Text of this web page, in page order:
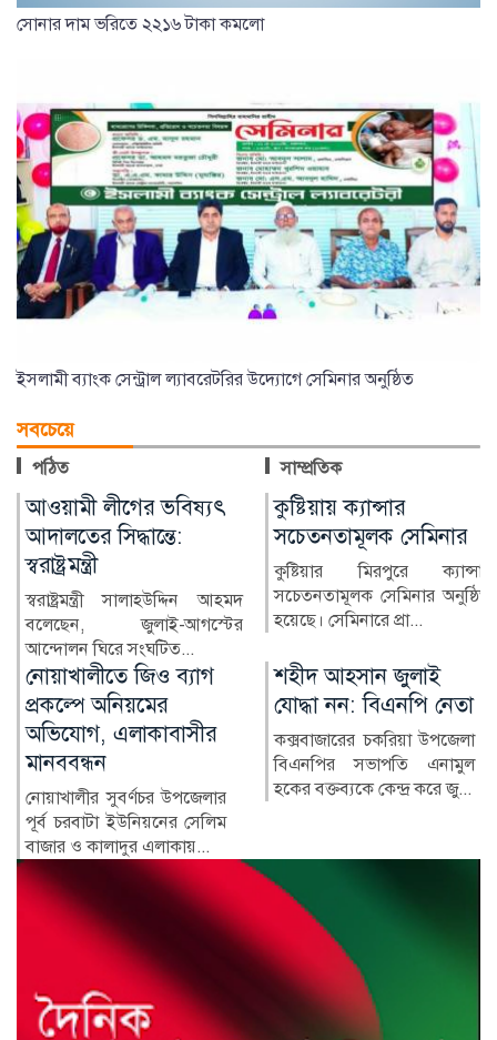
ইসলামী ব্যাংক সেন্ট্রাল ল্যাবরেটরির উদ্যোগে সেমিনার অনুষ্ঠিত
সবচেয়ে
পঠিত সাম্প্রতিক
কুষ্টিয়ায় ক্যান্সার
সচেতনতামূলক সেমিনার
কুষ্টিয়ার মিরপুরে ক্যান্সার
সচেতনতামূলক সেমিনার অনুষ্ঠিত
লাখ টাকার ফল-নাস্তা নিয়ে
সাবেক ইউএনওকে ঘিরে
প্রশ্ন
কুষ্টিয়ার মিরপুর উপজেলার সাবেক
নাজমুল ইসলামের বিরু...
যোদ্ধা নন: বিএনপি নেতা
কক্সবাজারের চকরিয়া উপজেলা
বিএনপির সভাপতি এনামুল
হকের বক্তব্যকে কেন্দ্র করে জু...
হাসিনা দিল্লিতে,
কে কোথায়?
সাবেক প্রধানমন্ত্রী শেখ হাসিনার
সরকারের পতনের পর তাঁর
পরিবারের সদস্য ও ঘনিষ্ঠ...